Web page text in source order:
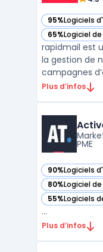
95%Logiciels
— voir
65%Logiciel
— voir
rapidmail est
la gestion de
campagnes
aux
sans
service se dis
Plus d’infos
PME
90%Logiciels
— voir
80%Logiciel
— voir
55%Logiciels
— voir
...
Plus d’infos